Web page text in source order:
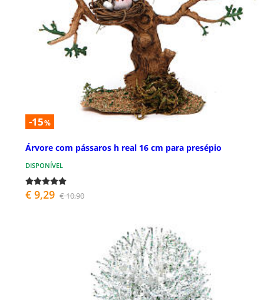
-15%
Árvore com pássaros h real 16 cm para presépio
DISPONÍVEL
€ 9,29 € 10,90